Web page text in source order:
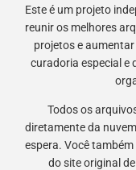
Este é um projeto
reunir os melhores
projetos e
curadoria especial e
Todos os
diretamente da
espera. Você
do site original